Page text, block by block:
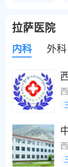
拉萨医院
内科 外科